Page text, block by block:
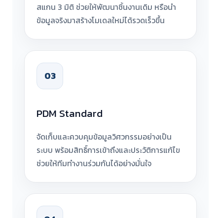
สแกน 3 มิติ ช่วยให้พัฒนาชิ้นงานเดิม หรือนำ
ข้อมูลจริงมาสร้างโมเดลใหม่ได้รวดเร็วขึ้น
03
PDM Standard
จัดเก็บและควบคุมข้อมูลวิศวกรรมอย่างเป็น
ระบบ พร้อมสิทธิ์การเข้าถึงและประวัติการแก้ไข
ช่วยให้ทีมทำงานร่วมกันได้อย่างมั่นใจ